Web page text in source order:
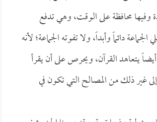
وفيها محافظة على الوقت، وهي تدفع
دائماً وأبداً، ولا تفوته الجماعة؛ لأنه
يتعاهد القرآن، ويحرص على أن يقرأ
غير ذلك من المصالح التي تكون في